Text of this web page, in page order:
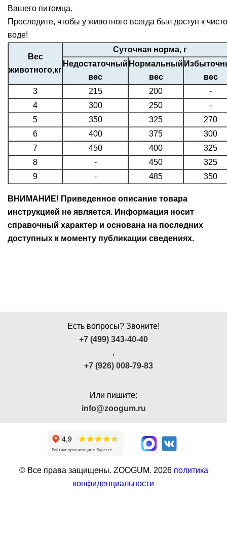
Вашего питомца.
Проследите, чтобы у животного всегда был доступ к
воде!
Вес
животного,кг
Суточная норма, г
Недостаточный
вес
Нормальный
вес
вес
3
215 200
-
4
300 250
-
5
350 325
270
6
400 375
300
7
450 400
325
8
- 450
325
9
- 485 350
ВНИМАНИЕ! Приведенное описание товара
инструкцией не является. Информация носит
справочный характер и основана на последних
доступных к моменту публикации сведениях.
Есть вопросы? Звоните!
+7 (499) 343-40-40
,
+7 (926) 008-79-83
Или пишите:
info@zoogum.ru
© Все права защищены. ZOOGUM. 2026 политика
конфиденциальности